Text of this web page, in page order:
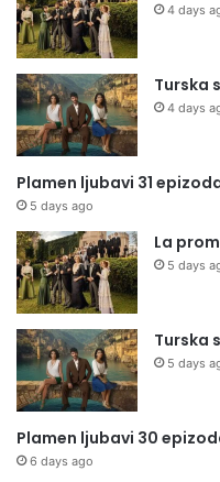
4 days
Turska
4 days
Plamen ljubavi 31
5 days ago
La
5 days
Turska
5 days
Plamen ljubavi 30
6 days ago